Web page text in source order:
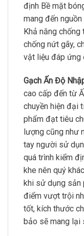
định Bề mặt
mang đến
Khả năng chống
chống nứt gãy,
vật liệu đáp ứng
Gạch Ấn Độ
cao cấp đến từ
chuyền hiện đại
phẩm đạt tiêu
lượng cũng như
tay người sử
quá trình kiểm
khe nên quý
khi sử dụng sản
điểm vượt trội
tốt, kích thước
bảo sẽ mang lại